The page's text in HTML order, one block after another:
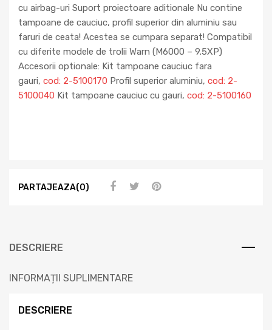
cu airbag-uri Suport proiectoare aditionale Nu contine
tampoane de cauciuc, profil superior din aluminiu sau
faruri de ceata! Acestea se cumpara separat! Compatibil
cu diferite modele de trolii Warn (M6000 – 9.5XP)
Accesorii optionale: Kit tampoane cauciuc fara
gauri, cod: 2-5100170 Profil superior aluminiu, cod: 2-
5100040 Kit tampoane cauciuc cu gauri, cod: 2-5100160
PARTAJEAZA(0)
DESCRIERE
INFORMAȚII SUPLIMENTARE
DESCRIERE